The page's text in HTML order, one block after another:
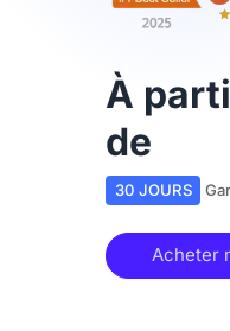
À
de
30 JOURS
Acheter